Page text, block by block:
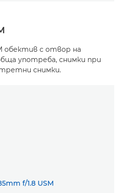
обектив с отвор на
употреба, снимки при
снимки.